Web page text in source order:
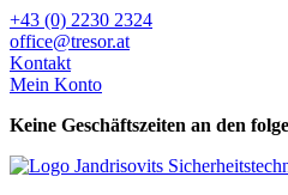
Zum
Inhalt
wechseln
+43 (0) 2230 2324
office@tresor.at
Kontakt
Mein Konto
Keine Geschäftszeiten an den